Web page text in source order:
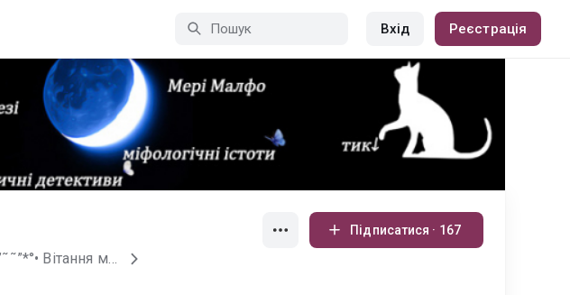
Вхід Реєстрація
•°*”˜˜”*°•♥●•٠ Маленька казкарка з великим серцем٠•●♥°*”˜˜”*°• Вітання мої котикам ฅ • ω • ฅ Якщо ми ще з вами не знайомі, то рада всіх бачити. Я українська письменниця, авторка химерних казок — Мері Малфо ♥ Моїми фаворитами в жанрі є: містика та детектив, та не менш я люблю темне фентезі. Примари, демони, янголи та інші міфологічні істоти, усе це на сторінках моїх книг. Поки, що в моєму арсеналі, лише дві історії. І це тільки початок, тож книг буде більше. Моє письмо не ідеальне, а граматика ще гірше. Але все в моїх руках і ваших також. Підтримка автора є безцінним подарунком. Кожен ваш відгук, зірочка, репост, перегляд, будь що є двигуном творчості автора. Кожен автор радіє відгуку, як маленька дитина подарунку, і я в тому числі. Тож сподіваюся ми знайдемо один одного й будемо крокувати разом. Усіх люблю і бажаю натхнення та удачі, мур ฅ • ω • ฅ Мої котики, якщо вам подобається моя творчість, і ви не хочете пропустити новинки, підписуйтесь на мою сторінку, використовуючи кнопку «Відстежувати автора». Якщо є бажання погладити котика ฅ • ω • ฅ, то можете підбадьорити його вподобайками та коментарями.
Підписатися · 167